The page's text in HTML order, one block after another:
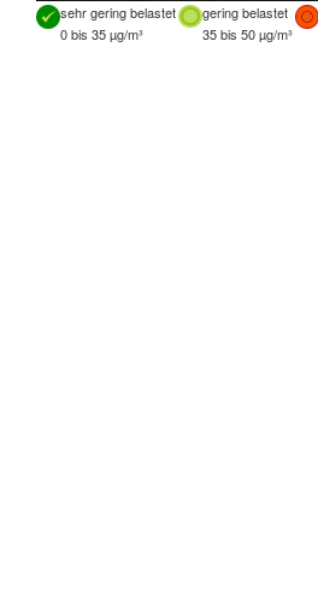
sehr gering belastet gering belastet
0 bis 35 µg/m³
35 bis 50 µg/m³